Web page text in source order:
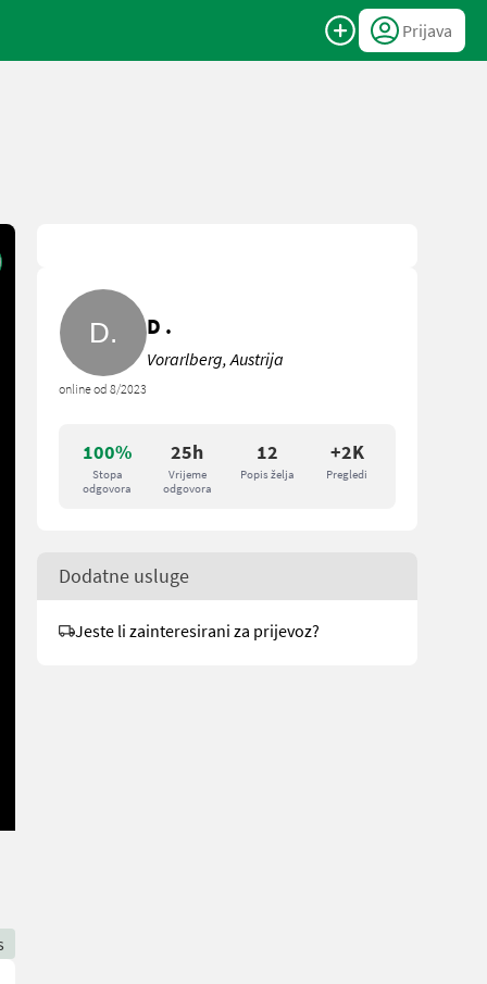
Prijava
100%
Stopa
odgovora
25h
Vrijeme
odgovora
12
Popis želja
+2K
Pregledi
online od 8/2023
D .
Vorarlberg, Austrija
Dodatne usluge
Jeste li zainteresirani za prijevoz?